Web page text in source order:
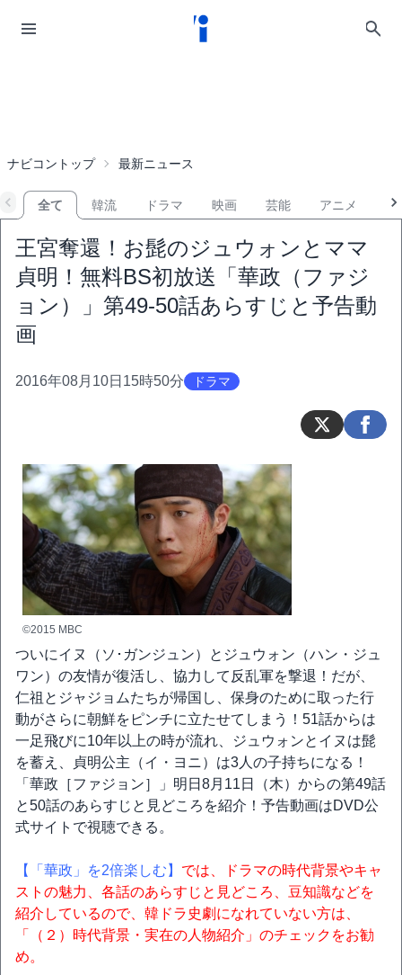
ナビコントップ 最新ニュース
全て 韓流 ドラマ 映画 芸能 アニメ
王宮奪還！お髭のジュウォンとママ
貞明！無料BS初放送「華政（ファジ
ョン）」第49-50話あらすじと予告動
画
2016年08月10日15時50分 ドラマ
©2015 MBC
ついにイヌ（ソ･ガンジュン）とジュウォン（ハン・ジュ
ワン）の友情が復活し、協力して反乱軍を撃退！だが、
仁祖とジャジョムたちが帰国し、保身のために取った行
動がさらに朝鮮をピンチに立たせてしまう！51話からは
一足飛びに10年以上の時が流れ、ジュウォンとイヌは髭
を蓄え、貞明公主（イ・ヨニ）は3人の子持ちになる！
「華政［ファジョン］」明日8月11日（木）からの第49話
と50話のあらすじと見どころを紹介！予告動画はDVD公
式サイトで視聴できる。
【「華政」を2倍楽しむ】 では、ドラマの時代背景やキャ
ストの魅力、各話のあらすじと見どころ、豆知識などを
紹介しているので、韓ドラ史劇になれていない方は、
「（２）時代背景・実在の人物紹介」のチェックをお勧
め。